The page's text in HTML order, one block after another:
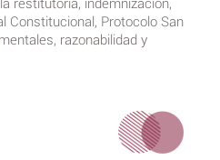
Constitucional, Protocolo San
razonabilidad y